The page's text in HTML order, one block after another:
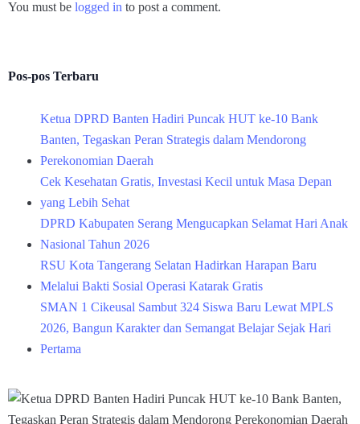
You must be logged in to post a comment.
Pos-pos Terbaru
Ketua DPRD Banten Hadiri Puncak HUT ke-10 Bank
Banten, Tegaskan Peran Strategis dalam Mendorong
Perekonomian Daerah
Cek Kesehatan Gratis, Investasi Kecil untuk Masa Depan
yang Lebih Sehat
DPRD Kabupaten Serang Mengucapkan Selamat Hari Anak
Nasional Tahun 2026
RSU Kota Tangerang Selatan Hadirkan Harapan Baru
Melalui Bakti Sosial Operasi Katarak Gratis
SMAN 1 Cikeusal Sambut 324 Siswa Baru Lewat MPLS
2026, Bangun Karakter dan Semangat Belajar Sejak Hari
Pertama